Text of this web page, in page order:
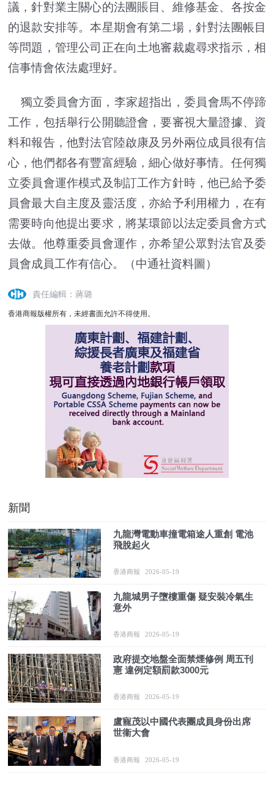
議，針對業主關心的法團賬目、維修基金、各按金
的退款安排等。本星期會有第二場，針對法團帳目
等問題，管理公司正在向土地審裁處尋求指示，相
信事情會依法處理好。
獨立委員會方面，李家超指出，委員會馬不停蹄
工作，包括舉行公開聽證會，要審視大量證據、資
料和報告，他對法官陸啟康及另外兩位成員很有信
心，他們都各有豐富經驗，細心做好事情。任何獨
立委員會運作模式及制訂工作方針時，他已給予委
員會最大自主度及靈活度，亦給予利用權力，在有
需要時向他提出要求，將某環節以法定委員會方式
去做。他尊重委員會運作，亦希望公眾對法官及委
員會成員工作有信心。（中通社資料圖）
責任編輯：蔣璐
香港商報版權所有，未經書面允許不得使用。
新聞
九龍灣電動車撞電箱途人重創 電池
飛脫起火
香港商報 2026-05-19
九龍城男子墮樓重傷 疑安裝冷氣生
意外
香港商報 2026-05-19
政府提交地盤全面禁煙修例 周五刊
憲 違例定額罰款3000元
香港商報 2026-05-19
盧寵茂以中國代表團成員身份出席
世衞大會
香港商報 2026-05-19